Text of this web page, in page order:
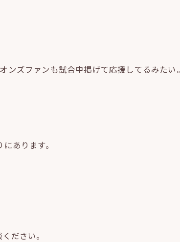
ズファンも試合中掲げて応援してるみたい。
あります。
ださい。